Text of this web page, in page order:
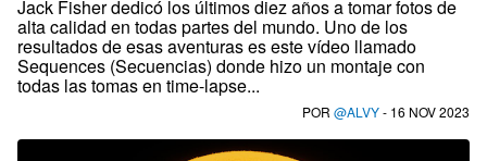
Jack Fisher dedicó los últimos diez años a tomar fotos de
alta calidad en todas partes del mundo. Uno de los
resultados de esas aventuras es este vídeo llamado
Sequences (Secuencias) donde hizo un montaje con
todas las tomas en time-lapse...
POR @ALVY- 16 NOV 2023